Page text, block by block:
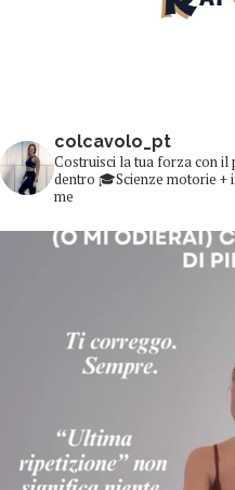
colcavolo_pt
Costruisci la tua forza con il
dentro 🎓Scienze motorie +
me